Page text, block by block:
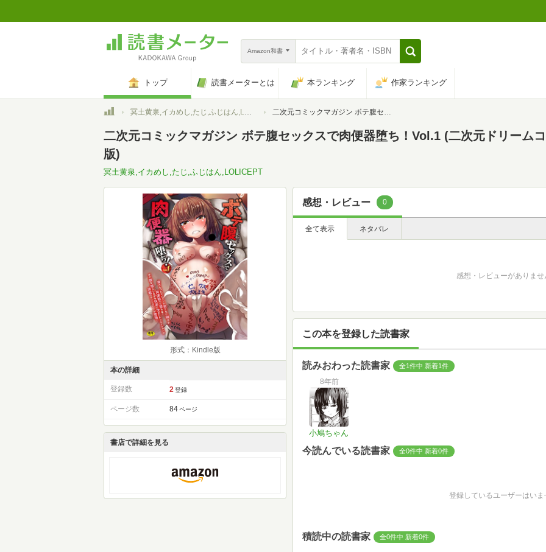
Amazon和書
トップ 読書メーターとは 本ランキング 作家ランキング
トップ冥土黄泉,イカめし,たじ,ふじはん,LOLICEPT 二次元コミックマガジン ボテ腹セックスで肉便器堕ち！Vol.1 (二次元ドリームコミックス)
二次元コミックマガジン ボテ腹セックスで肉便器堕ち！Vol.1 (二次元ドリーム
版)
冥土黄泉,イカめし,たじ,ふじはん,LOLICEPT
形式：Kindle版
本の詳細
登録数 2 登録
ページ数 84 ページ
書店で詳細を見る
感想・レビュー 0
全て表示 ネタバレ
感想・レビューがありませ
この本を登録した読書家
読みおわった読書家 全1件中 新着1件
8年前
小鳩ちゃん
今読んでいる読書家 全0件中 新着0件
登録しているユーザーはいま
積読中の読書家 全0件中 新着0件